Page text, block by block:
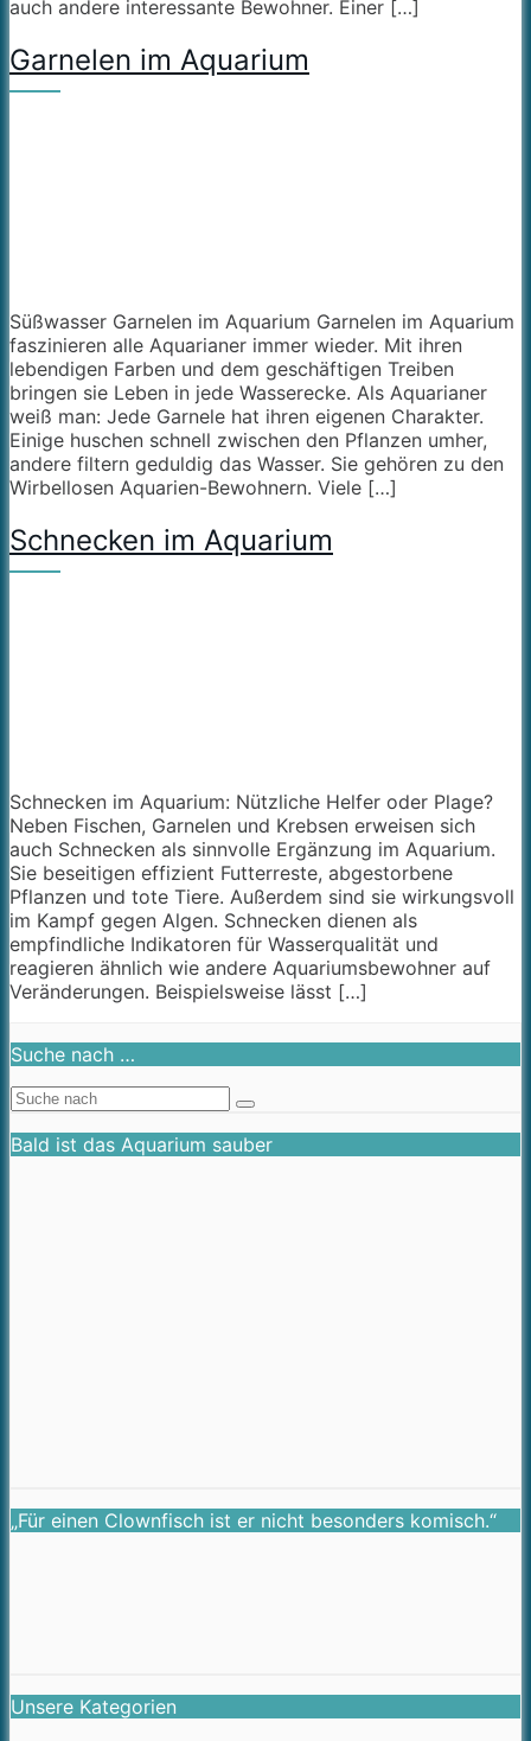
auch andere interessante Bewohner. Einer […]
Garnelen im Aquarium
Süßwasser Garnelen im Aquarium Garnelen im Aquarium
faszinieren alle Aquarianer immer wieder. Mit ihren
lebendigen Farben und dem geschäftigen Treiben
bringen sie Leben in jede Wasserecke. Als Aquarianer
weiß man: Jede Garnele hat ihren eigenen Charakter.
Einige huschen schnell zwischen den Pflanzen umher,
andere filtern geduldig das Wasser. Sie gehören zu den
Wirbellosen Aquarien-Bewohnern. Viele […]
Schnecken im Aquarium
Schnecken im Aquarium: Nützliche Helfer oder Plage?
Neben Fischen, Garnelen und Krebsen erweisen sich
auch Schnecken als sinnvolle Ergänzung im Aquarium.
Sie beseitigen effizient Futterreste, abgestorbene
Pflanzen und tote Tiere. Außerdem sind sie wirkungsvoll
im Kampf gegen Algen. Schnecken dienen als
empfindliche Indikatoren für Wasserqualität und
reagieren ähnlich wie andere Aquariumsbewohner auf
Veränderungen. Beispielsweise lässt […]
Suche nach …
Bald ist das Aquarium sauber
„Für einen Clownfisch ist er nicht besonders komisch.“
Unsere Kategorien